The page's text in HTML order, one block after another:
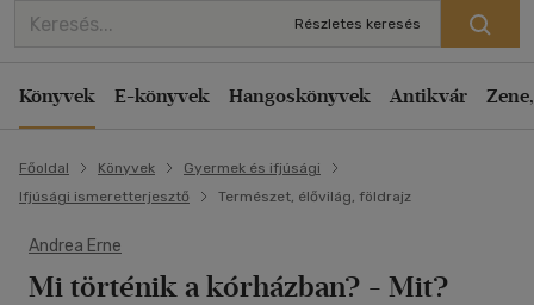
Részletes keresés
Könyvek E-könyvek Hangoskönyvek Antikvár
Főoldal Könyvek
Gyermek és ifjúsági
Ifjúsági ismeretterjesztő
Természet, élővilág, földrajz
Andrea Erne
Mi történik a kórházban? - Mit?